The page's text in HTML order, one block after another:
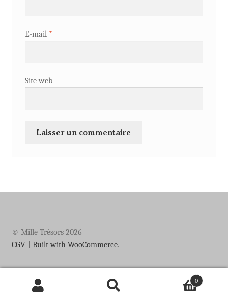
E-mail *
Site web
© Mille Trésors 2026
CGV
Built with WooCommerce.
0